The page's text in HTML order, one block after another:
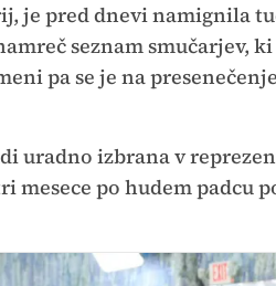
je pred dnevi namignila
seznam smučarjev, ki
pa se je na
uradno izbrana v
mesece po hudem padcu